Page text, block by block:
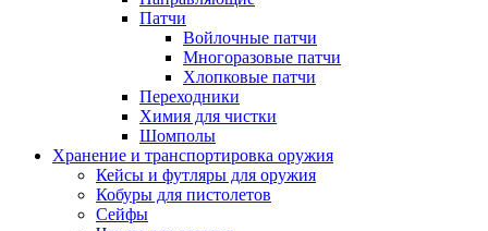
Патчи
Войлочные патчи
Многоразовые патчи
Хлопковые патчи
Переходники
Химия для чистки
Шомполы
Хранение и транспортировка оружия
Кейсы и футляры для оружия
Кобуры для пистолетов
Сейфы